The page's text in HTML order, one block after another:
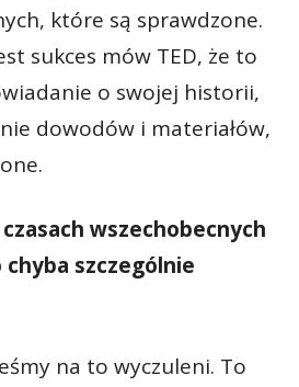
które są sprawdzone.
sukces mów TED, że to
o swojej historii,
dowodów i materiałów,
wszechobecnych
szczególnie
na to wyczuleni. To